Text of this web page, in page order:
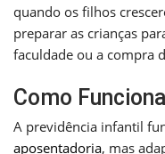
quando os filhos
preparar as crianças
faculdade ou a compra
Como Funciona
A previdência infantil
aposentadoria, mas